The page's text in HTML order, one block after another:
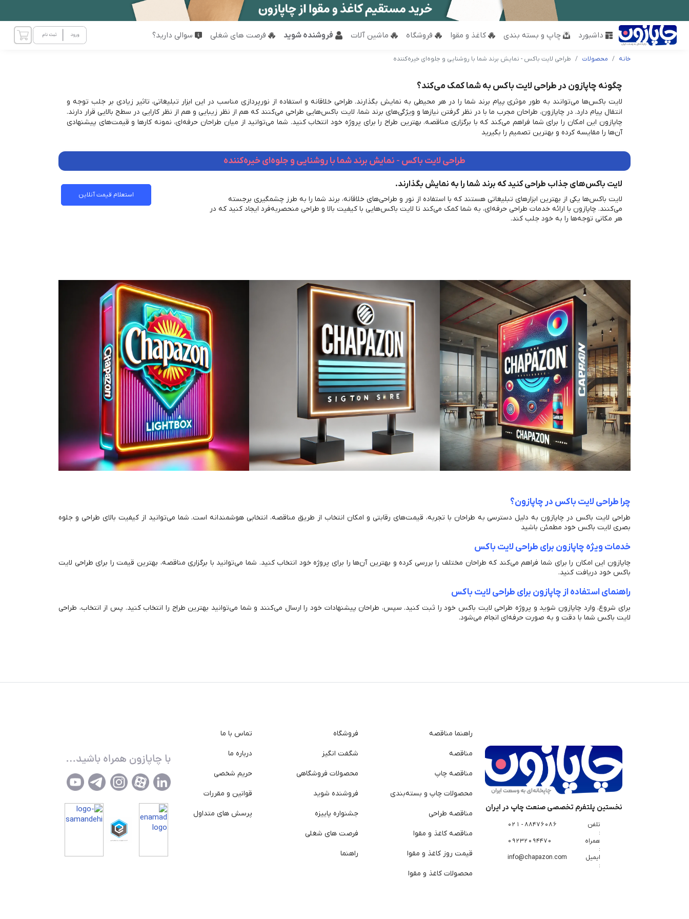
داشبورد چاپ و بسته بندی کاغذ و مقوا فروشگاه ماشین آلات فروشنده شوید فرصت های شغلی سوالی دارید؟
خانه محصولات طراحی لایت باکس - نمایش برند شما با روشنایی و جلوه‌ای خیره‌کننده
چگونه چاپازون در طراحی لایت باکس به شما کمک می‌کند؟
لایت باکس‌ها می‌توانند به طور موثری پیام برند شما را در هر محیطی به نمایش بگذارند. طراحی خلاقانه و استفاده از نورپردازی مناسب در این ابزار تبلیغاتی، تاثیر زیادی بر جلب توجه و
انتقال پیام دارد. در چاپازون، طراحان مجرب ما با در نظر گرفتن نیازها و ویژگی‌های برند شما، لایت باکس‌هایی طراحی می‌کنند که هم از نظر زیبایی و هم از نظر کارایی در سطح بالایی قرار دارند.
چاپازون این امکان را برای شما فراهم می‌کند که با برگزاری مناقصه، بهترین طراح را برای پروژه خود انتخاب کنید. شما می‌توانید از میان طراحان حرفه‌ای، نمونه کارها و قیمت‌های پیشنهادی
آن‌ها را مقایسه کرده و بهترین تصمیم را بگیرید
طراحی لایت باکس - نمایش برند شما با روشنایی و جلوه‌ای خیره‌کننده
لایت باکس‌های جذاب طراحی کنید که برند شما را به نمایش بگذارند.
لایت باکس‌ها یکی از بهترین ابزارهای تبلیغاتی هستند که با استفاده از نور و طراحی‌های خلاقانه، برند شما را به طرز چشمگیری برجسته
می‌کنند. چاپازون با ارائه خدمات طراحی حرفه‌ای، به شما کمک می‌کند تا لایت باکس‌هایی با کیفیت بالا و طراحی منحصربه‌فرد ایجاد کنید که در
هر مکانی توجه‌ها را به خود جلب کند.
استعلام قیمت آنلاین
چرا طراحی لایت باکس در چاپازون؟
طراحی لایت باکس در چاپازون به دلیل دسترسی به طراحان با تجربه، قیمت‌های رقابتی و امکان انتخاب از طریق مناقصه، انتخابی هوشمندانه است. شما می‌توانید از کیفیت بالای طراحی و جلوه
بصری لایت باکس خود مطمئن باشید
خدمات ویژه چاپازون برای طراحی لایت باکس
چاپازون این امکان را برای شما فراهم می‌کند که طراحان مختلف را بررسی کرده و بهترین آن‌ها را برای پروژه خود انتخاب کنید. شما می‌توانید با برگزاری مناقصه، بهترین قیمت را برای طراحی لایت
باکس خود دریافت کنید.
راهنمای استفاده از چاپازون برای طراحی لایت باکس
برای شروع، وارد چاپازون شوید و پروژه طراحی لایت باکس خود را ثبت کنید. سپس، طراحان پیشنهادات خود را ارسال می‌کنند و شما می‌توانید بهترین طراح را انتخاب کنید. پس از انتخاب، طراحی
لایت باکس شما با دقت و به صورت حرفه‌ای انجام می‌شود.
نخستین پلتفرم تخصصی صنعت چاپ در ایران
تلفن
:
88476086 - 021
همراه
:
09232094470
ایمیل
:
info@chapazon.com
راهنما مناقصه
مناقصه
مناقصه چاپ
محصولات چاپ و بسته‌بندی
مناقصه طراحی
مناقصه کاغذ و مقوا
قیمت روز کاغذ و مقوا
محصولات کاغذ و مقوا
فروشگاه
شگفت انگیز
محصولات فروشگاهی
فروشنده شوید
جشنواره پاییزه
فرصت های شغلی
راهنما
تماس با ما
درباره ما
حریم شخصی
قوانین و مقررات
پرسش های متداول